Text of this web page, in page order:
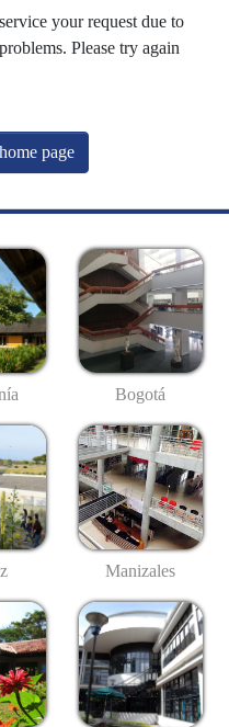
your request due to
Please try again
page
Bogotá
Manizales